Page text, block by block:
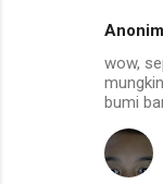
Anonim
wow,
bumi